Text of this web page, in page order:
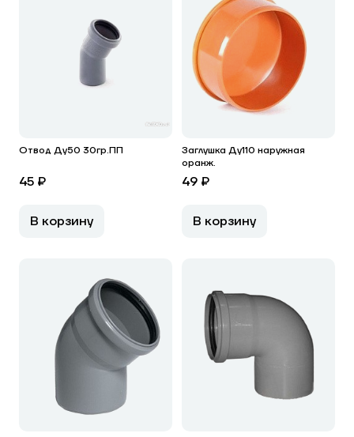
Отвод Ду50 30гр.ПП
45 ₽
В корзину
Заглушка Ду110 наружная
оранж.
49 ₽
В корзину